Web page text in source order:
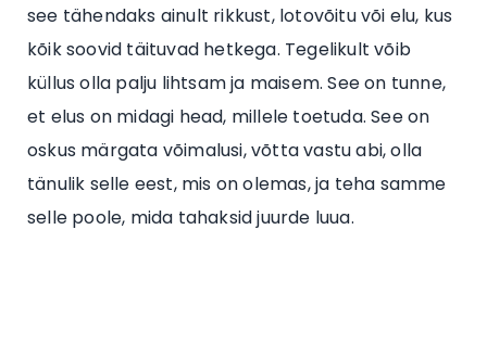
see tähendaks ainult rikkust, lotovõitu või elu, kus
kõik soovid täituvad hetkega. Tegelikult võib
küllus olla palju lihtsam ja maisem. See on tunne,
et elus on midagi head, millele toetuda. See on
oskus märgata võimalusi, võtta vastu abi, olla
tänulik selle eest, mis on olemas, ja teha samme
selle poole, mida tahaksid juurde luua.